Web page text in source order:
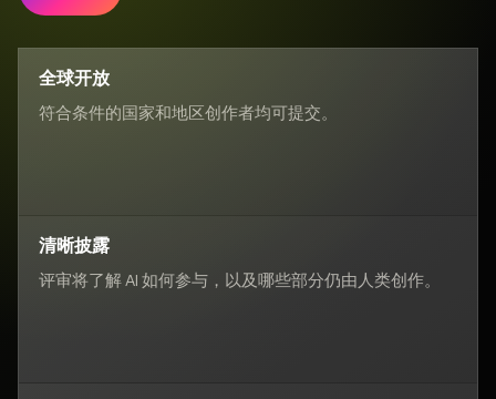
全球开放
符合条件的国家和地区创作者均可提交。
清晰披露
评审将了解 AI 如何参与，以及哪些部分仍由人类创作。